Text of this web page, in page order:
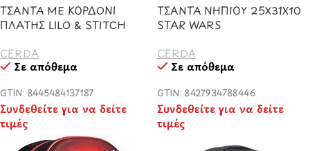
ΤΣΑΝΤΑ ΜΕ ΚΟΡΔΟΝΙ
ΠΛΑΤΗΣ LILO & STITCH
CERDA
Σε απόθεμα
GTIN: 8445484137187
Συνδεθείτε για να δείτε
τιμές
ΤΣΑΝΤΑ ΝΗΠΙΟΥ 25Χ31Χ10
STAR WARS
CERDA
Σε απόθεμα
GTIN: 8427934788446
Συνδεθείτε για να δείτε
τιμές